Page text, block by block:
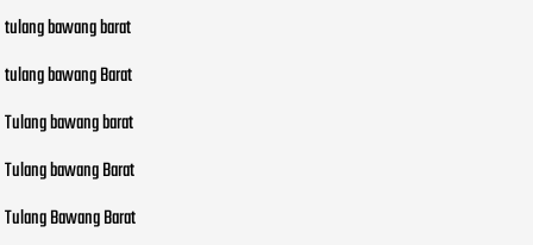
tulang bawang barat
tulang bawang Barat
Tulang bawang barat
Tulang bawang Barat
Tulang Bawang Barat